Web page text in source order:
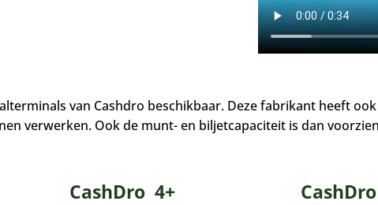
van Cashdro beschikbaar. Deze fabrikant heeft
verwerken. Ook de munt- en biljetcapaciteit is dan
CashDro 4+